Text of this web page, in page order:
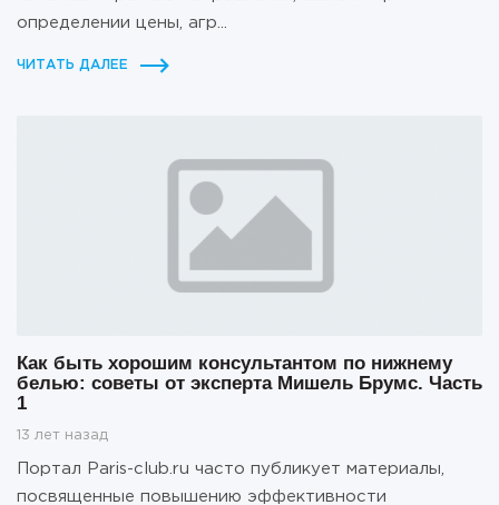
определении цены, агр...
ЧИТАТЬ ДАЛЕЕ
Как быть хорошим консультантом по нижнему
белью: советы от эксперта Мишель Брумс. Часть
1
13 лет назад
Портал Paris-club.ru часто публикует материалы,
посвященные повышению эффективности